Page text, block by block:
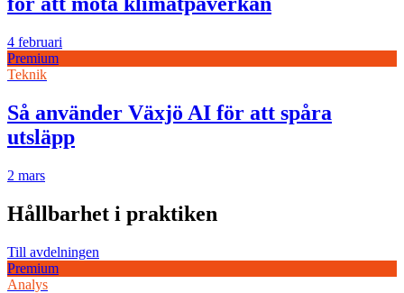
4 februari
Premium
Teknik
Så använder Växjö AI för att spåra
utsläpp
2 mars
Hållbarhet i praktiken
Till avdelningen
Premium
Analys